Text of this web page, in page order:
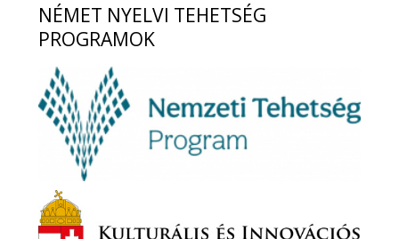
NÉMET NYELVI TEHETSÉG
PROGRAMOK